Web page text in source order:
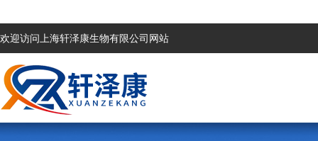
欢迎访问上海轩泽康生物有限公司网站